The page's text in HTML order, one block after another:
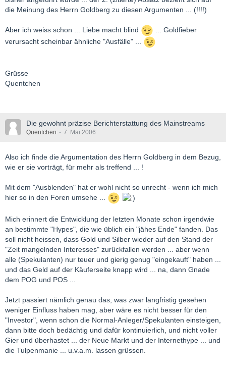
die Meinung des Herrn Goldberg zu diesen Argumenten ... (!!!!)
Aber ich weiss schon ... Liebe macht blind
... Goldfieber
verursacht scheinbar ähnliche "Ausfälle" ...
Grüsse
Quentchen
Die gewohnt präzise Berichterstattung des Mainstreams
Quentchen 7. Mai 2006
Also ich finde die Argumentation des Herrn Goldberg in dem Bezug,
wie er sie vorträgt, für mehr als treffend ... !
Mit dem "Ausblenden" hat er wohl nicht so unrecht - wenn ich mich
hier so in den Foren umsehe ...
Mich erinnert die Entwicklung der letzten Monate schon irgendwie
an bestimmte "Hypes", die wie üblich ein "jähes Ende" fanden. Das
soll nicht heissen, dass Gold und Silber wieder auf den Stand der
"Zeit mangelnden Interesses" zurückfallen werden ... aber wenn
alle (Spekulanten) nur teuer und gierig genug "eingekauft" haben ...
und das Geld auf der Käuferseite knapp wird ... na, dann Gnade
dem POG und POS ...
Jetzt passiert nämlich genau das, was zwar langfristig gesehen
weniger Einfluss haben mag, aber wäre es nicht besser für den
"Investor", wenn schon die Normal-Anleger/Spekulanten einsteigen,
dann bitte doch bedächtig und dafür kontinuierlich, und nicht voller
Gier und überhastet ... der Neue Markt und der Internethype ... und
die Tulpenmanie ... u.v.a.m. lassen grüssen.